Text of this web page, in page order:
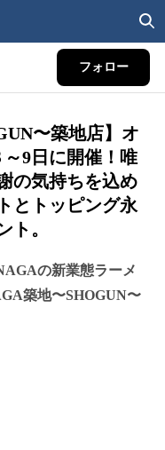
フォロー
〜築地店】オ
9日に開催！唯
の気持ちを込め
とトッピング永
ト。
の新業態ラーメ
築地〜SHOGUN〜